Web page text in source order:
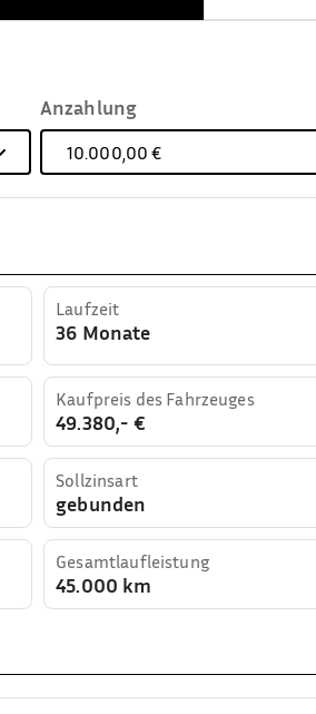
Anzahlung
10.000,00 €
Laufzeit
36 Monate
Kaufpreis des Fahrzeuges
49.380,- €
Sollzinsart
gebunden
Gesamtlaufleistung
45.000 km